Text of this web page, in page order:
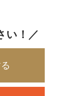
い！／